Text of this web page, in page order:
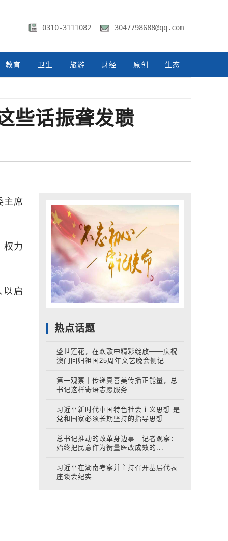
0310-3111082 3047798688@qq.com
教育 卫生 旅游 财经 原创 生态
些话振聋发聩
主席
力
启
热点话题
盛世莲花，在欢歌中精彩绽放——庆祝
澳门回归祖国25周年文艺晚会侧记
第一观察｜传递真善美传播正能量，总
书记这样寄语志愿服务
习近平新时代中国特色社会主义思想 是
党和国家必须长期坚持的指导思想
总书记推动的改革身边事｜记者观察：
始终把民意作为衡量医改成效的...
习近平在湖南考察并主持召开基层代表
座谈会纪实